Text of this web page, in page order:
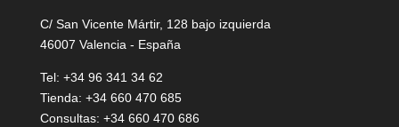
C/ San Vicente Mártir, 128 bajo izquierda
46007 Valencia - España
Tel: +34 96 341 34 62
Tienda: +34 660 470 685
Consultas: +34 660 470 686